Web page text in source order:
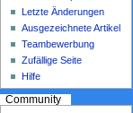
Letzte Änderungen
Ausgezeichnete Artikel
Teambewerbung
Zufällige Seite
Hilfe
Community